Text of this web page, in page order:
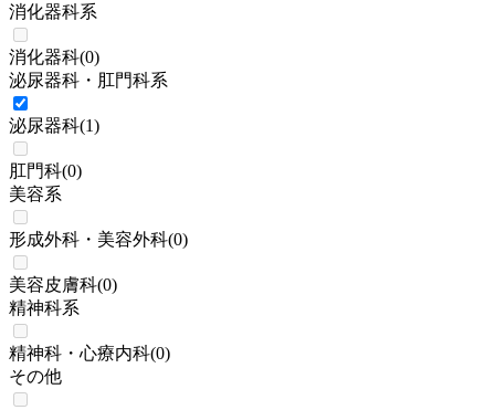
消化器科系
消化器科(0)
泌尿器科・肛門科系
泌尿器科(1)
肛門科(0)
美容系
形成外科・美容外科(0)
美容皮膚科(0)
精神科系
精神科・心療内科(0)
その他